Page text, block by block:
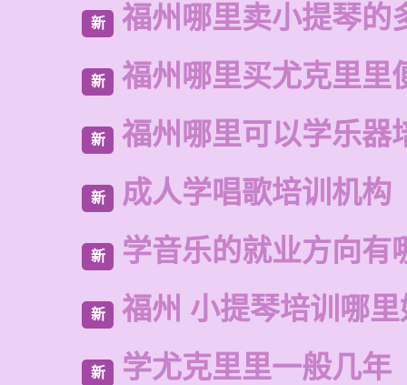
新 福州哪里卖小提琴的
新 福州哪里买尤克里里
新 福州哪里可以学乐器
新 成人学唱歌培训机构
新 学音乐的就业方向有
新 福州 小提琴培训哪
新 学尤克里里一般几年